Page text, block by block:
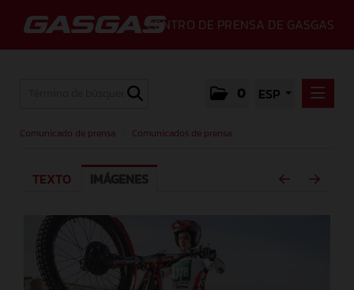
CENTRO DE PRENSA DE GASGAS
0 ESP
MEDIA
GALLERY
GASGAS
CONTACTO
Comunicado de prensa Comunicados de prensa
TEXTO IMÁGENES